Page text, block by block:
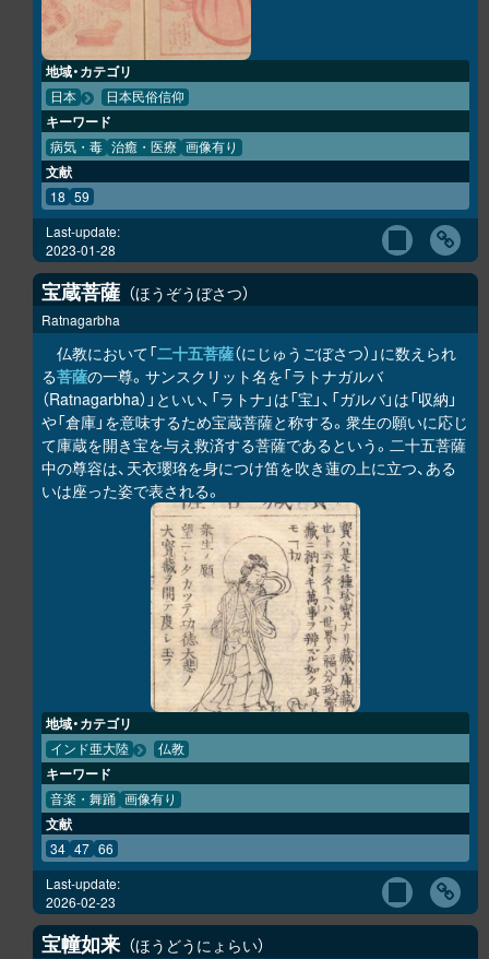
地域・カテゴリ
日本 日本民俗信仰
キーワード
病気・毒 治癒・医療 画像有り
文献
18 59
Last-update:
2023-01-28
宝蔵菩薩 ほうぞうぼさつ
Ratnagarbha
仏教において「二十五菩薩（にじゅうごぼさつ）」に数えられ
る菩薩の一尊。サンスクリット名を「ラトナガルバ
（Ratnagarbha）」といい、「ラトナ」は「宝」、「ガルバ」は「収納」
や「倉庫」を意味するため宝蔵菩薩と称する。衆生の願いに応じ
て庫蔵を開き宝を与え救済する菩薩であるという。二十五菩薩
中の尊容は、天衣瓔珞を身につけ笛を吹き蓮の上に立つ、ある
いは座った姿で表される。
地域・カテゴリ
インド亜大陸 仏教
キーワード
音楽・舞踊 画像有り
文献
34 47 66
Last-update:
2026-02-23
宝幢如来 ほうどうにょらい